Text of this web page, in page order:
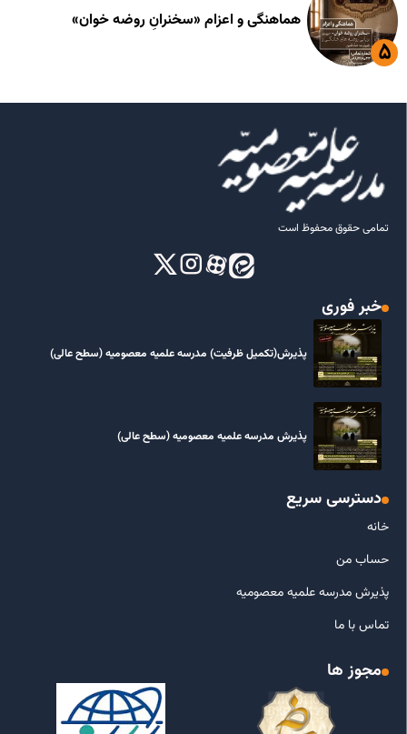
هماهنگی و اعزام «سخنرانِ روضه خوان»
تمامی حقوق محفوظ است
خبر فوری
پذیرش(تکمیل ظرفیت) مدرسه علمیه معصومیه‌ (سطح عالی)
پذیرش مدرسه علمیه معصومیه‌ (سطح عالی)
دسترسی سریع
خانه
حساب من
پذیرش مدرسه علمیه معصومیه
تماس با ما
مجوز ها